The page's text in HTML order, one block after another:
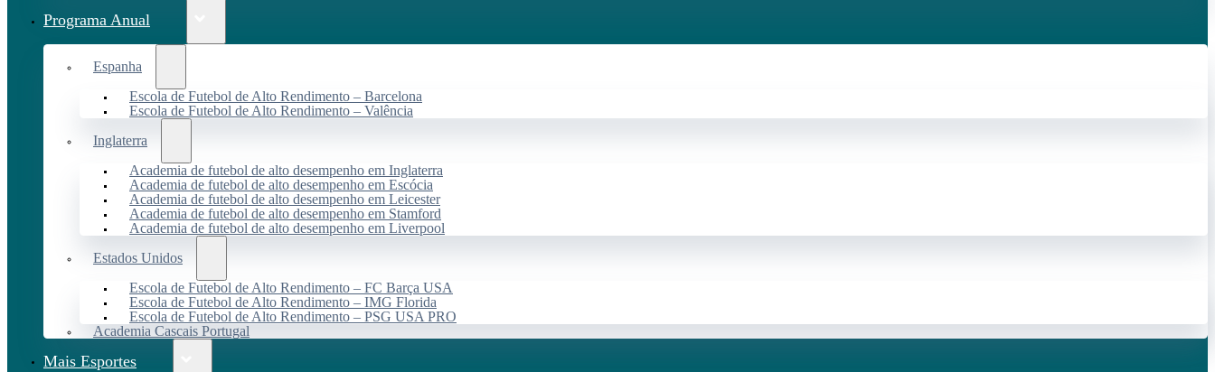
Programa Anual
Espanha
Escola de Futebol de Alto Rendimento – Barcelona
Escola de Futebol de Alto Rendimento – Valência
Inglaterra
Academia de futebol de alto desempenho em Inglaterra
Academia de futebol de alto desempenho em Escócia
Academia de futebol de alto desempenho em Leicester
Academia de futebol de alto desempenho em Stamford
Academia de futebol de alto desempenho em Liverpool
Estados Unidos
Escola de Futebol de Alto Rendimento – FC Barça USA
Escola de Futebol de Alto Rendimento – IMG Florida
Escola de Futebol de Alto Rendimento – PSG USA PRO
Academia Cascais Portugal
Mais Esportes